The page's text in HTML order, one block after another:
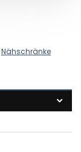
Nähschränke